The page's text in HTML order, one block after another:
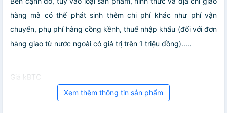
hàng mà có thể phát sinh thêm chi phí khác như phí vận
chuyển, phụ phí hàng cồng kềnh, thuế nhập khẩu (đối với đơn
hàng giao từ nước ngoài có giá trị trên 1 triệu đồng).....
Giá kBTC
Xem thêm thông tin sản phẩm